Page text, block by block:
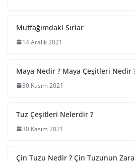
Mutfağımdaki Sırlar
14 Aralık 2021
Maya Nedir ? Maya Çeşitleri Nedir
30 Kasım 2021
Tuz Çeşitleri Nelerdir ?
30 Kasım 2021
Çin Tuzu Nedir ? Çin Tuzunun